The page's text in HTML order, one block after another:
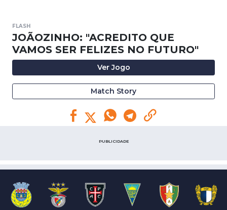
FLASH
JOÃOZINHO: "ACREDITO QUE
VAMOS SER FELIZES NO FUTURO"
Ver Jogo
Match Story
PUBLICIDADE